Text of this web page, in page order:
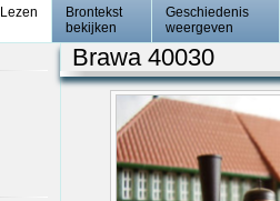
Lezen
Brontekst
bekijken
Geschiedenis
weergeven
Brawa 40030